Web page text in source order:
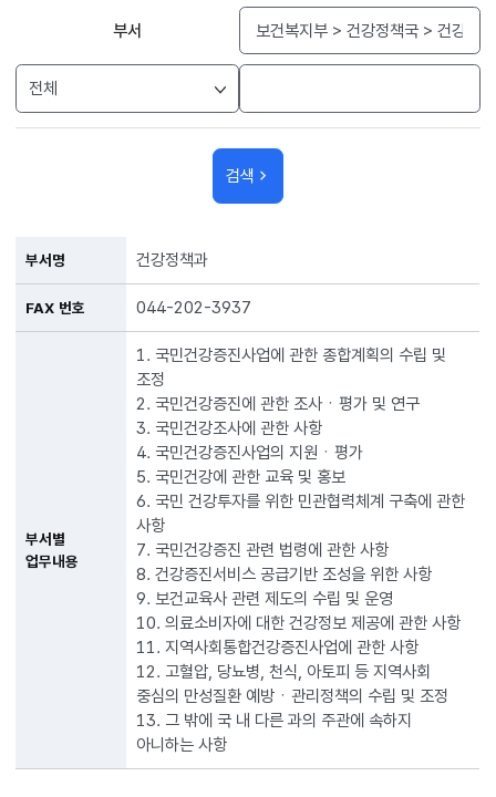
부서
검색
부서명 건강정책과
FAX 번호 044-202-3937
부서별
업무내용
1. 국민건강증진사업에 관한 종합계획의 수립 및
조정
2. 국민건강증진에 관한 조사ㆍ평가 및 연구
3. 국민건강조사에 관한 사항
4. 국민건강증진사업의 지원ㆍ평가
5. 국민건강에 관한 교육 및 홍보
6. 국민 건강투자를 위한 민관협력체계 구축에 관한
사항
7. 국민건강증진 관련 법령에 관한 사항
8. 건강증진서비스 공급기반 조성을 위한 사항
9. 보건교육사 관련 제도의 수립 및 운영
10. 의료소비자에 대한 건강정보 제공에 관한 사항
11. 지역사회통합건강증진사업에 관한 사항
12. 고혈압, 당뇨병, 천식, 아토피 등 지역사회
중심의 만성질환 예방ㆍ관리정책의 수립 및 조정
13. 그 밖에 국 내 다른 과의 주관에 속하지
아니하는 사항